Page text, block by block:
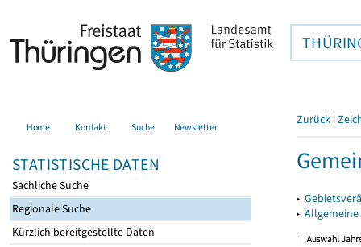
Home Kontakt Suche Newsletter
STATISTISCHE DATEN
Sachliche Suche
Regionale Suche
Kürzlich bereitgestellte Daten
Zurück |
▸
▸